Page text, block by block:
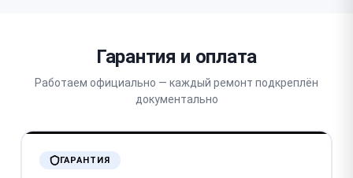
Гарантия и оплата
Работаем официально — каждый ремонт подкреплён
документально
ГАРАНТИЯ